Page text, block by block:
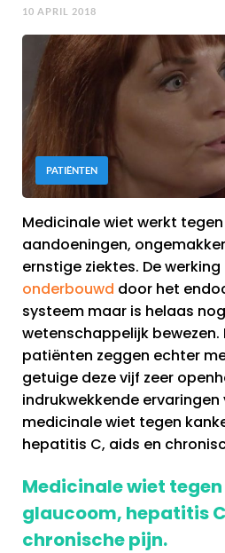
10 APRIL 2018
PATIËNTEN
Medicinale wiet werkt
aandoeningen,
ernstige ziektes. De
onderbouwd door het
systeem maar is helaas
wetenschappelijk bewezen.
patiënten zeggen echter
getuige deze vijf zeer
indrukwekkende
medicinale wiet tegen
hepatitis C, aids en
Medicinale wiet
glaucoom, hepatitis
chronische pijn.